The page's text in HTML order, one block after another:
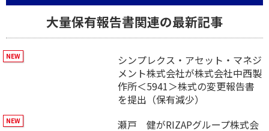
大量保有報告書関連の最新記事
シンプレクス・アセット・マネジ
メント株式会社が株式会社中西製
作所＜5941＞株式の変更報告書
を提出（保有減少）
瀬戸 健がRIZAPグループ株式会